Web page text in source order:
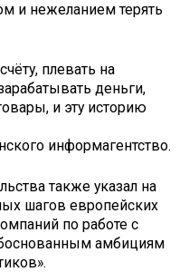
и нежеланием терять
плевать на
деньги,
и эту историю
информагентство.
также указал на
шагов европейских
по работе с
амбициям